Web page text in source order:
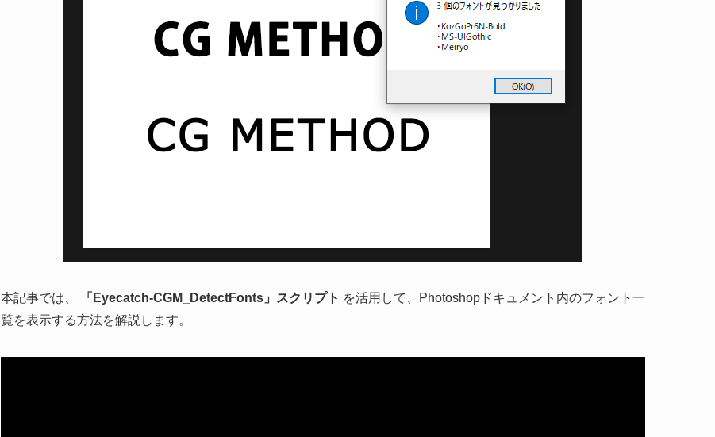
本記事では、 「Eyecatch-CGM_DetectFonts」スクリプト を活用して、Photoshopドキュメント内のフォント一
覧を表示する方法を解説します。